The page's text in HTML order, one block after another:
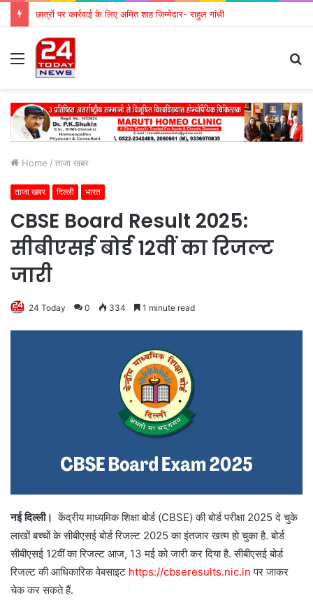
छात्रों पर कार्रवाई के लिए अमित शाह जिम्मेदार- राहुल गांधी
Menu
Home / ताजा खबर
ताजा खबर दिल्ली भारत
CBSE Board Result 2025:
सीबीएसई बोर्ड 12वीं का रिजल्ट
जारी
24 Today 0 334 1 minute read
नई दिल्ली। केंद्रीय माध्यमिक शिक्षा बोर्ड (CBSE) की बोर्ड परीक्षा 2025 दे चुके
लाखों बच्चों के सीबीएसई बोर्ड रिजल्ट 2025 का इंतजार खत्म हो चुका है. बोर्ड
सीबीएसई 12वीं का रिजल्ट आज, 13 मई को जारी कर दिया है. सीबीएसई बोर्ड
रिजल्ट की आधिकारिक वेबसाइट https://cbseresults.nic.inपर जाकर
चेक कर सकते हैं.